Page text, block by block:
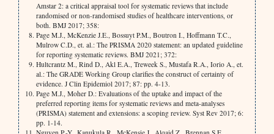
Amstar 2: a critical appraisal tool for systematic reviews that include
randomised or non-randomised studies of healthcare interventions, or
both. BMJ 2017; 358:
Page M.J., McKenzie J.E., Bossuyt P.M., Boutron I., Hoffmann T.C.,
Mulrow C.D., et. al.: The PRISMA 2020 statement: an updated guideline
for reporting systematic reviews. BMJ 2021; 372:
Hultcrantz M., Rind D., Akl E.A., Treweek S., Mustafa R.A., Iorio A., et.
al.: The GRADE Working Group clarifies the construct of certainty of
evidence. J Clin Epidemiol 2017; 87: pp. 4-13.
Page M.J., Moher D.: Evaluations of the uptake and impact of the
preferred reporting items for systematic reviews and meta-analyses
(PRISMA) statement and extensions: a scoping review. Syst Rev 2017; 6:
pp. 1-14.